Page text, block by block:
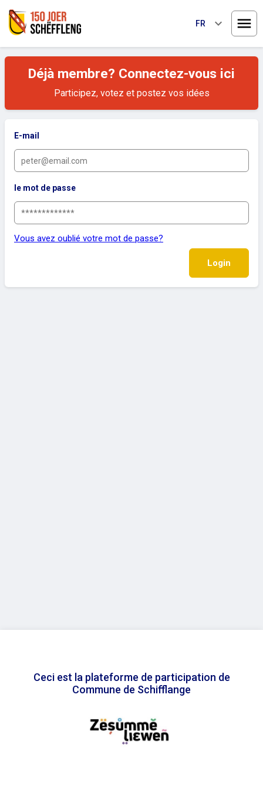
FR keyboard_arrow_down
Déjà membre? Connectez-vous ici
Participez, votez et postez vos idées
E-mail
le mot de passe
Vous avez oublié votre mot de passe?
Login
Ceci est la plateforme de participation de
Commune de Schifflange